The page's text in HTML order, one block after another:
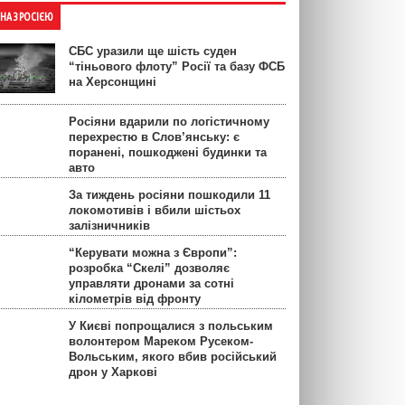
З РОСІЄЮ
СБС уразили ще шість суден
“тіньового флоту” Росії та базу ФСБ
на Херсонщині
Росіяни вдарили по логістичному
перехрестю в Слов’янську: є
поранені, пошкоджені будинки та
авто
За тиждень росіяни пошкодили 11
локомотивів і вбили шістьох
залізничників
“Керувати можна з Європи”:
розробка “Скелі” дозволяє
управляти дронами за сотні
кілометрів від фронту
У Києві попрощалися з польським
волонтером Мареком Русеком-
Вольським, якого вбив російський
дрон у Харкові